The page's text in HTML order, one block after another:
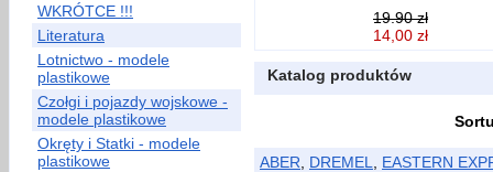
WKRÓTCE !!!
Literatura
Lotnictwo - modele
plastikowe
Czołgi i pojazdy wojskowe -
modele plastikowe
Okręty i Statki - modele
plastikowe
19.90 zł
14,00 zł
Katalog produktów
ABER DREMEL EASTERN